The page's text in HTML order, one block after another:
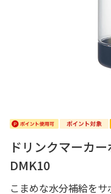
ドリンクマーカ
DMK10
こまめな水分補給を